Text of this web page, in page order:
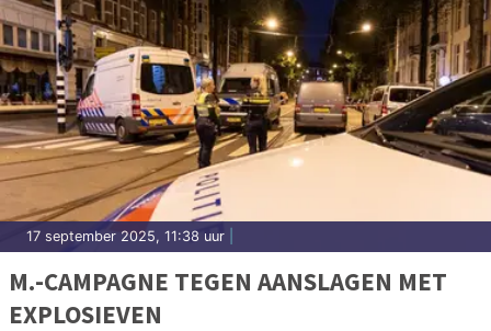
17 september 2025, 11:38 uur
M.-CAMPAGNE TEGEN AANSLAGEN MET
EXPLOSIEVEN